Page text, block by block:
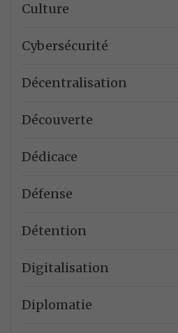
Culture
Cybersécurité
Décentralisation
Découverte
Dédicace
Défense
Détention
Digitalisation
Diplomatie